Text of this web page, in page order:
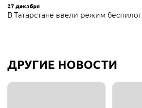
27 декабря
В Татарстане ввели режим
ДРУГИЕ НОВОСТИ